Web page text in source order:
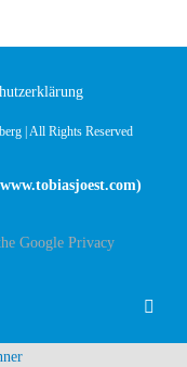
| All Rights Reserved
www.tobiasjoest.com)
Google Privacy